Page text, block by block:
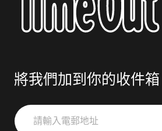
將我們加到你的收件箱
請
輸